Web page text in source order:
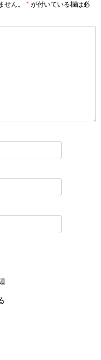
ん。 * が付いている欄は必